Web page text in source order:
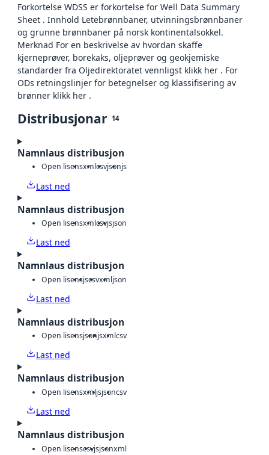
Forkortelse WDSS er forkortelse for Well Data Summary
Sheet . Innhold Letebrønnbaner, utvinningsbrønnbaner
og grunne brønnbaner på norsk kontinentalsokkel.
Merknad For en beskrivelse av hvordan skaffe
kjerneprøver, borekaks, oljeprøver og geokjemiske
standarder fra Oljedirektoratet vennligst klikk her . For
ODs retningslinjer for betegnelser og klassifisering av
brønner klikk her .
Distribusjonar 14
Namnlaus distribusjon
Open lisensxmlcsvjsonjs
Last ned
Namnlaus distribusjon
Open lisensxmlcsvjsjson
Last ned
Namnlaus distribusjon
Open lisensjscsvxmljson
Last ned
Namnlaus distribusjon
Open lisensjsonjsxmlcsv
Last ned
Namnlaus distribusjon
Open lisensxmljsjsoncsv
Last ned
Namnlaus distribusjon
Open lisenscsvjsjsonxml